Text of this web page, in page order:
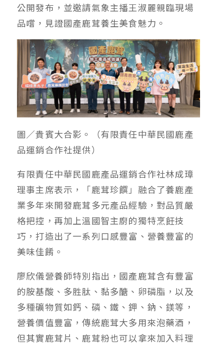
公開發布，並邀請氣象主播王淑麗親臨現場
品嚐，見證國產鹿茸養生美食魅力。
圖／貴賓大合影。（有限責任中華民國鹿產
品運銷合作社提供）
有限責任中華民國鹿產品運銷合作社林成璋
理事主席表示，「鹿茸珍饌」融合了養鹿產
業多年來開發鹿茸多元產品經驗，對品質嚴
格把控，再加上溫國智主廚的獨特烹飪技
巧，打造出了一系列口感豐富、營養豐富的
美味佳餚。
廖欣儀營養師特別指出，國產鹿茸含有豐富
的胺基酸、多胜肽、黏多醣、卵磷脂，以及
多種礦物質如鈣、磷、鐵、鉀、鈉、鎂等，
營養價值豐富，傳統鹿茸大多用來泡藥酒，
但其實鹿茸片、鹿茸粉也可以拿來加入料理